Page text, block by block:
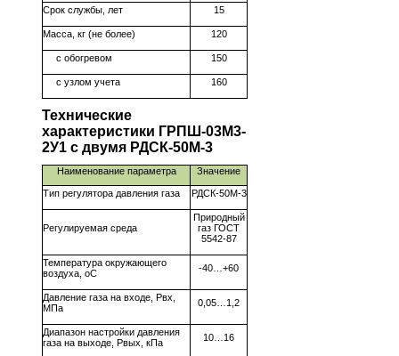
Срок службы, лет 15
Масса, кг (не более) 120
с обогревом 150
с узлом учета 160
Технические
характеристики ГРПШ-03М3-
2У1 с двумя РДСК-50М-3
Наименование параметра Значение
Тип регулятора давления газа РДСК-50М-3
Регулируемая среда
Природный
газ ГОСТ
5542-87
Температура окружающего
воздуха, оС
-40…+60
Давление газа на входе, Рвх,
МПа
0,05…1,2
Диапазон настройки давления
газа на выходе, Рвых, кПа
10…16